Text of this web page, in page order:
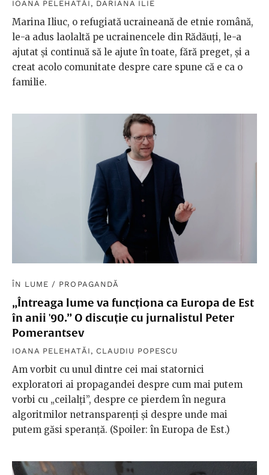
IOANA PELEHATĂI , DARIANA ILIE
Marina Iliuc, o refugiată ucraineană de etnie română,
le-a adus laolaltă pe ucrainencele din Rădăuți, le-a
ajutat și continuă să le ajute în toate, fără preget, și a
creat acolo comunitate despre care spune că e ca o
familie.
ÎN LUME / PROPAGANDĂ
„Întreaga lume va funcționa ca Europa de Est
în anii '90.” O discuție cu jurnalistul Peter
Pomerantsev
IOANA PELEHATĂI , CLAUDIU POPESCU
Am vorbit cu unul dintre cei mai statornici
exploratori ai propagandei despre cum mai putem
vorbi cu „ceilalți”, despre ce pierdem în negura
algoritmilor netransparenți și despre unde mai
putem găsi speranță. (Spoiler: în Europa de Est.)